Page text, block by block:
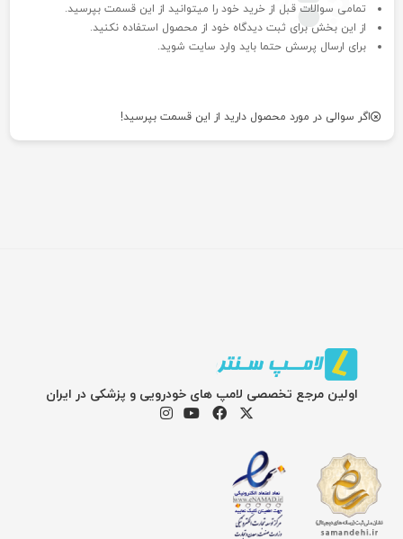
تمامی سوالات قبل از خرید خود را میتوانید از این قسمت بپرسید.
از این بخش برای ثبت دیدگاه خود از محصول استفاده نکنید.
برای ارسال پرسش حتما باید وارد سایت شوید.
اگر سوالی در مورد محصول دارید از این قسمت بپرسید!
اولین مرجع تخصصی لامپ های خودرویی و پزشکی در ایران